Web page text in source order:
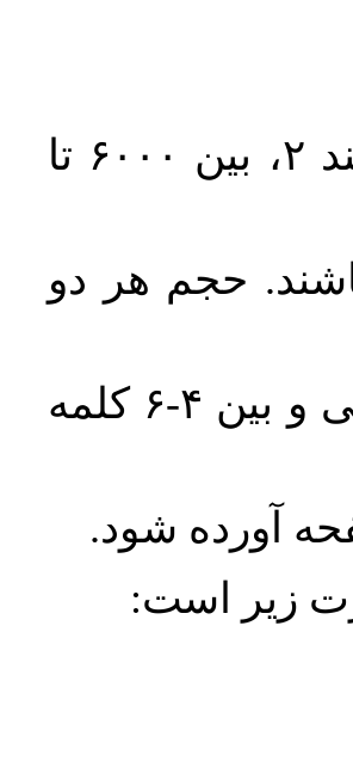
حجم کل مقاله با احتساب تمام بخش‌های مذکور در بند ۲، بین ۶۰۰۰ تا
حجم هر دو
واژگان کلیدی بلافاصله پس از چکیده فارسی و انگلیسی و بین ۴-۶ کلمه
آورده شود.
زیر است: